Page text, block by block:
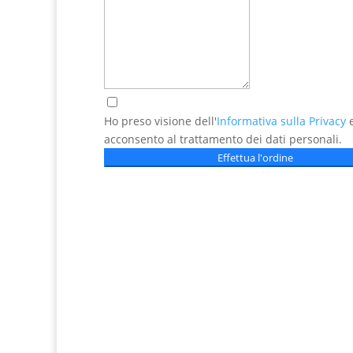
Ho preso visione dell'Informativa sulla Privacy
acconsento al trattamento dei dati personali.
Effettua l'ordine